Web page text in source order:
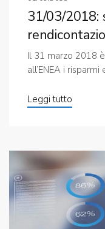
31/03/2018:
Il 31 marzo 2018
all’ENEA i
Leggi tutto